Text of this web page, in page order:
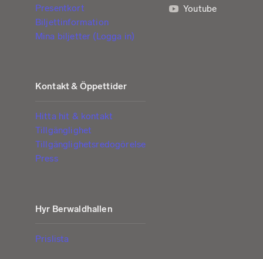
Presentkort
Biljettinformation
Mina biljetter (Logga in)
Kontakt & Öppettider
Hitta hit & kontakt
Tillgänglighet
Tillgänglighetsredogörelse
Press
Hyr Berwaldhallen
Prislista
Youtube